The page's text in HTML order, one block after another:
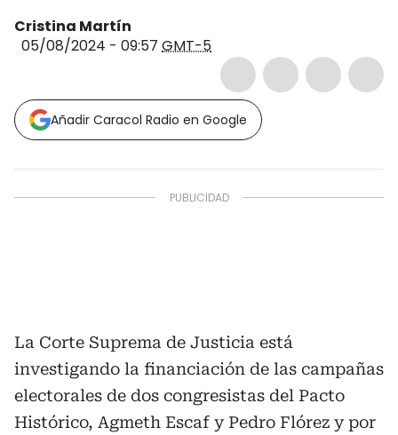
Cristina Martín
05/08/2024 - 09:57 GMT-5
Añadir Caracol Radio en Google
La Corte Suprema de Justicia está
investigando la financiación de las campañas
electorales de dos congresistas del Pacto
Histórico, Agmeth Escaf y Pedro Flórez y por